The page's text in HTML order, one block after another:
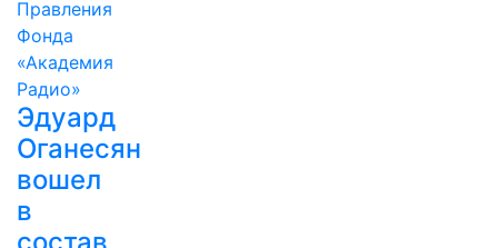
Эдуард
Оганесян
вошел
в